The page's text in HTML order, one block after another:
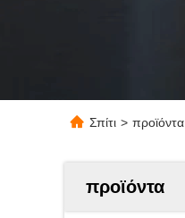
Σπίτι > προϊόντα
προϊόντα